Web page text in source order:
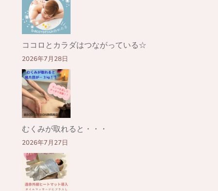
ココロとカラダはつながっている☆
2026年7月28日
むくみが取れると・・・
2026年7月27日